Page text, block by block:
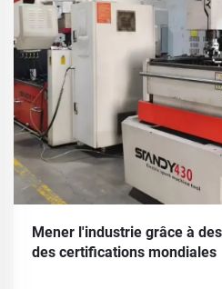
Mener l'industrie grâce à
des certifications mondiales